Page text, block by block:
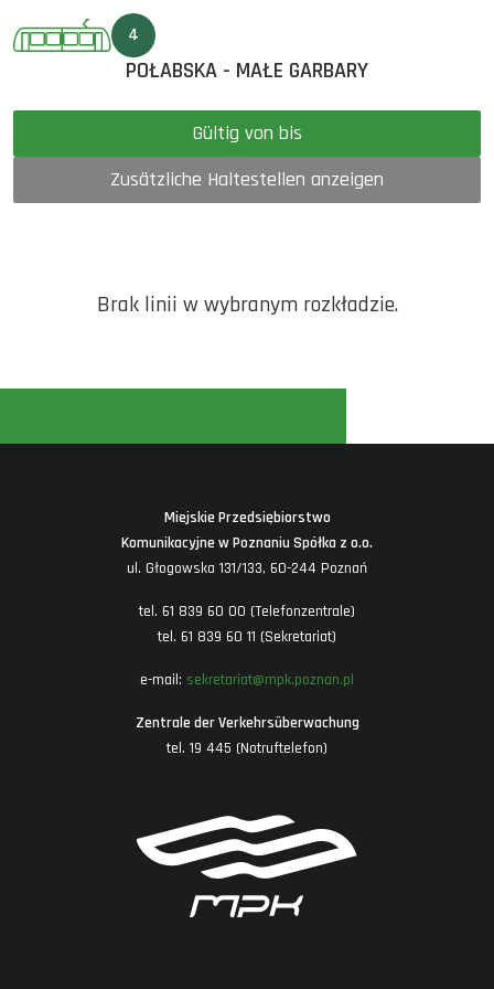
4
POŁABSKA - MAŁE GARBARY
Gültig von bis
Zusätzliche Haltestellen anzeigen
Brak linii w wybranym rozkładzie.
Miejskie Przedsiębiorstwo
Komunikacyjne w Poznaniu Spółka z o.o.
ul. Głogowska 131/133, 60-244 Poznań
tel. 61 839 60 00 (Telefonzentrale)
tel. 61 839 60 11 (Sekretariat)
e-mail: sekretariat@mpk.poznan.pl
Zentrale der Verkehrsüberwachung
tel. 19 445 (Notruftelefon)